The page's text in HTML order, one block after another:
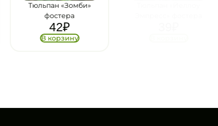
Тюльпан «Зомби»
фостера
42₽
В корзину